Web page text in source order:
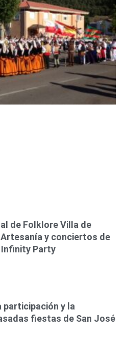
de Folklore Villa de
Artesanía y conciertos de
Infinity Party
y la
fiestas de San José